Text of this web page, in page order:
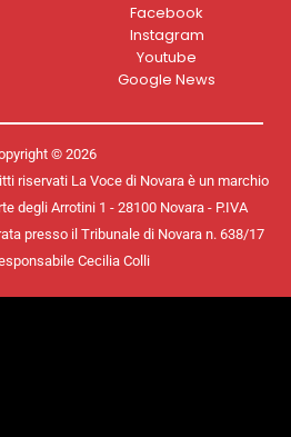
Facebook
Instagram
Youtube
Google News
© 2026
riservati La Voce di Novara è un marchio
degli Arrotini 1 - 28100 Novara - P.IVA
presso il Tribunale di Novara n. 638/17
Cecilia Colli